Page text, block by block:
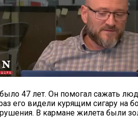
47 лет. Он помогал сажать
его видели курящим сигару на
В кармане жилета были